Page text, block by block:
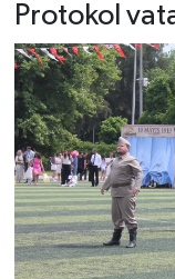
Protokol